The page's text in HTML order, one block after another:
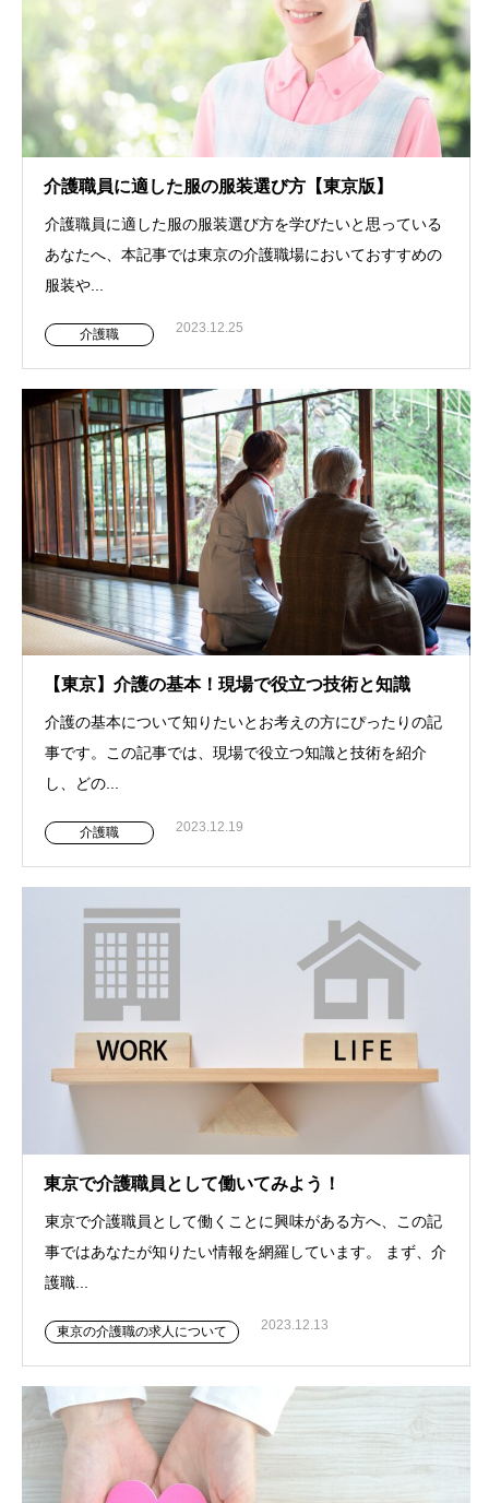
介護職員に適した服の服装選び方【東京版】
介護職員に適した服の服装選び方を学びたいと思っている
あなたへ、本記事では東京の介護職場においておすすめの
服装や...
介護職 2023.12.25
【東京】介護の基本！現場で役立つ技術と知識
介護の基本について知りたいとお考えの方にぴったりの記
事です。この記事では、現場で役立つ知識と技術を紹介
し、どの...
介護職 2023.12.19
東京で介護職員として働いてみよう！
東京で介護職員として働くことに興味がある方へ、この記
事ではあなたが知りたい情報を網羅しています。 まず、介
護職...
東京の介護職の求人について 2023.12.13